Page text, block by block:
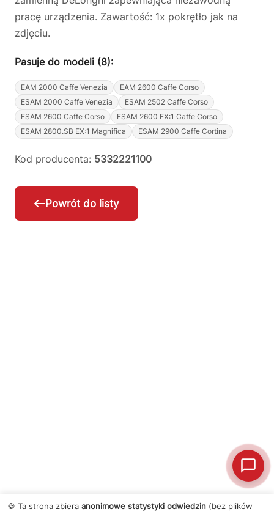
pracę urządzenia. Zawartość: 1x pokrętło jak na
zdjęciu.
Pasuje do modeli (8):
EAM 2000 Caffe Venezia
EAM 2600 Caffe Corso
ESAM 2000 Caffe Venezia
ESAM 2502 Caffe Corso
ESAM 2600 Caffe Corso
ESAM 2600 EX:1 Caffe Corso
ESAM 2800.SB EX:1 Magnifica
ESAM 2900 Caffe Cortina
Kod producenta: 5332221100
Powrót do listy
🍪 Ta strona zbiera anonimowe statystyki odwiedzin (bez plików